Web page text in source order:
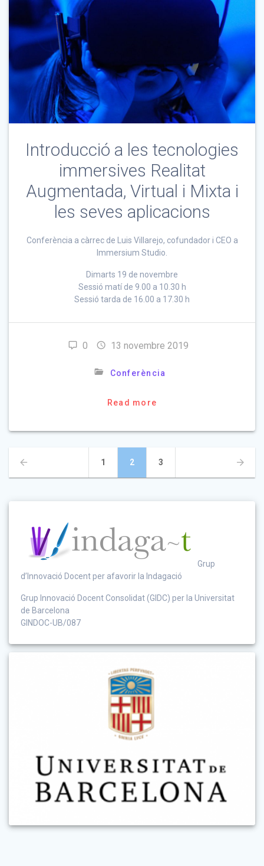
Introducció a les tecnologies
immersives Realitat
Augmentada, Virtual i Mixta i
les seves aplicacions
Conferència a càrrec de Luis Villarejo, cofundador i CEO a
Immersium Studio.
Dimarts 19 de novembre
Sessió matí de 9.00 a 10.30 h
Sessió tarda de 16.00 a 17.30 h
0 13 novembre 2019
Conferència
Read more
Posts
navigation
Page
1 Page
2 Page
3
Grup
d’Innovació Docent per afavorir la Indagació
Grup Innovació Docent Consolidat (GIDC) per la Universitat
de Barcelona
GINDOC-UB/087